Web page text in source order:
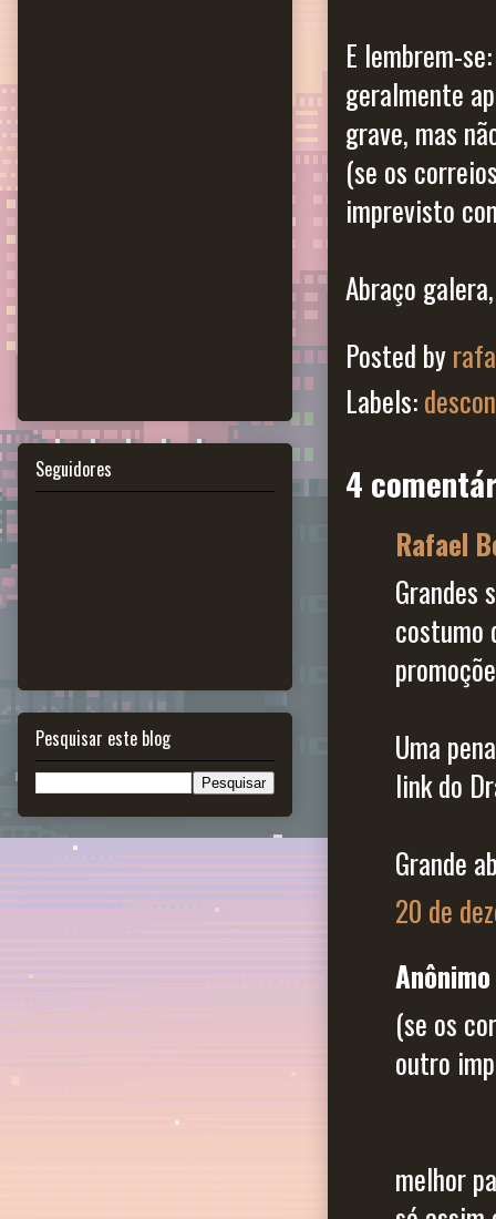
E lembrem-
geralmente
grave, mas
(se os
imprevisto
Abraço
Posted by
Labels:
4
Rafael
Grandes
costumo
Uma
link do
Grande
20 de
(se os
outro
melhor
Seguidores
Pesquisar este blog